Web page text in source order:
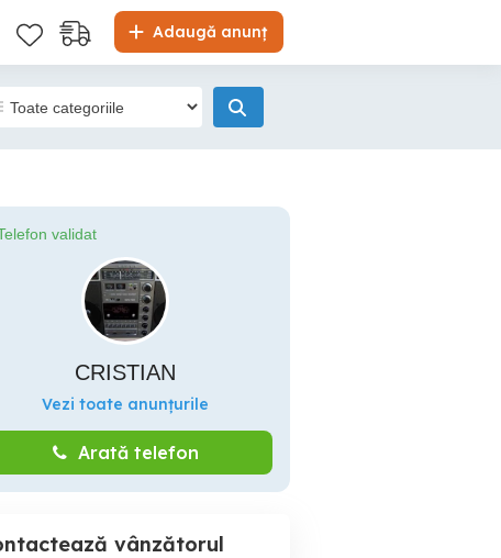
Adaugă anunț
validat
CRISTIAN
Vezi toate anunțurile
Arată telefon
vânzătorul